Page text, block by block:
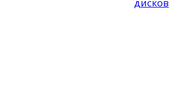
дисков